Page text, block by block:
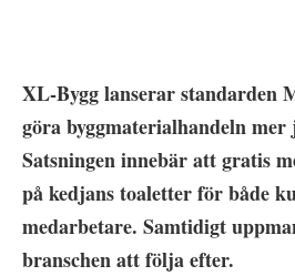
XL-Bygg lanserar standarden
göra byggmaterialhandeln mer
Satsningen innebär att gratis
på kedjans toaletter för både
medarbetare. Samtidigt
branschen att följa efter.